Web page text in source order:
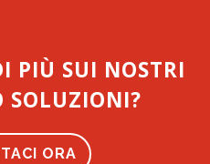
PIÙ SUI NOSTRI
SOLUZIONI?
ORA